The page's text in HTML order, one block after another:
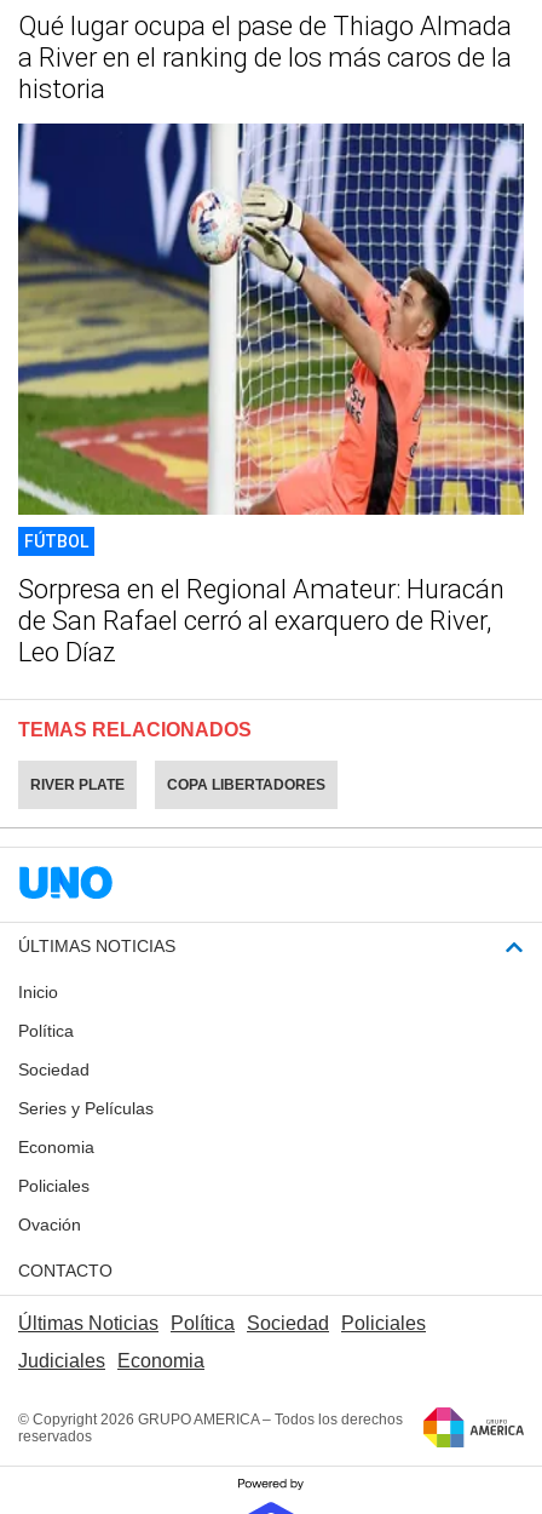
Qué lugar ocupa el pase de Thiago Almada
a River en el ranking de los más caros de la
historia
FÚTBOL
Sorpresa en el Regional Amateur: Huracán
de San Rafael cerró al exarquero de River,
Leo Díaz
TEMAS RELACIONADOS
RIVER PLATE COPA LIBERTADORES
ÚLTIMAS NOTICIAS
Inicio
Política
Sociedad
Series y Películas
Economia
Policiales
Ovación
CONTACTO
Últimas Noticias Política Sociedad
Policiales
Judiciales
Economia
© Copyright 2026 GRUPO AMERICA – Todos los derechos
reservados